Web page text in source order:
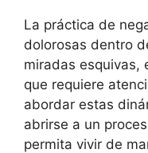
La práctica de
dolorosas dentro
miradas esquivas,
que requiere
abordar estas
abrirse a un
permita vivir de